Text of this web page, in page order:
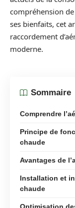
compréhension
ses bienfaits, cet
raccordement
moderne.
Sommaire
Comprendre
Principe de
chaude
Avantages de
Installation et
chaude
Optimisation